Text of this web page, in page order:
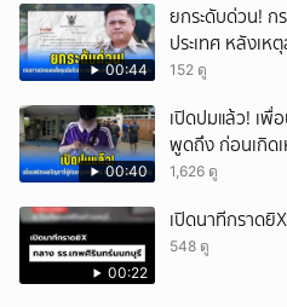
00:44
ยกระดับด่วน! ก
ประเทศ หลังเห
152 ดู
00:40
เปิดปมแล้ว! เ
พูดถึง ก่อนเกิด
1,626 ดู
00:22
เปิดนาทีกราดยิ
548 ดู